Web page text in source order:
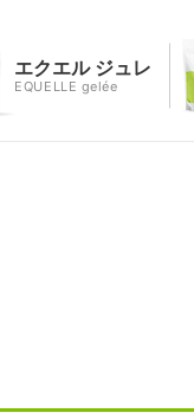
エクエル ジュレ
EQUELLE gelée